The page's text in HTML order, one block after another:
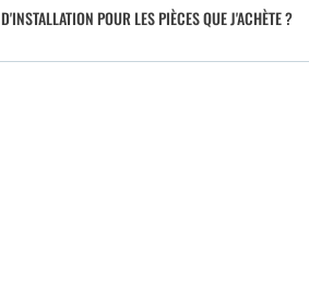
POUR LES PIÈCES QUE J'ACHÈTE ?